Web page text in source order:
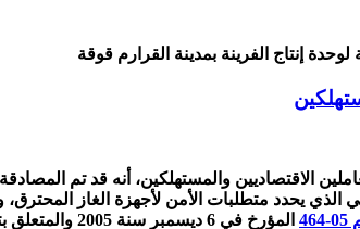
إنتاج الفرينة بمدينة القرارم قوقة
الاقتصاديين والمستهلكين، أنه قد تم
يحدد متطلبات الأمن لأجهزة الغاز المحترق،
المؤرخ في 6 ديسمبر سنة